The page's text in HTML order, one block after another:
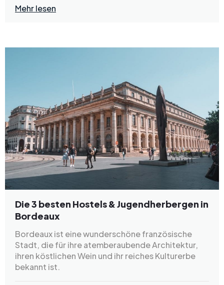
Mehr lesen
Die 3 besten Hostels & Jugendherbergen in
Bordeaux
Bordeaux ist eine wunderschöne französische
Stadt, die für ihre atemberaubende Architektur,
ihren köstlichen Wein und ihr reiches Kulturerbe
bekannt ist.